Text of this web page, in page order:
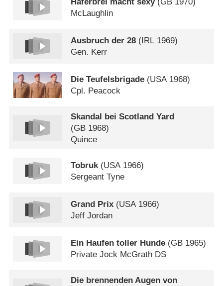
McLaughlin
Ausbruch der 28 (IRL 1969)
Gen. Kerr
Die Teufelsbrigade (USA1968)
Cpl. Peacock
Skandal bei Scotland Yard
(GB 1968)
Quince
Tobruk (USA 1966)
Sergeant Tyne
Grand Prix (USA1966)
Jeff Jordan
Ein Haufen toller Hunde (GB 1965)
Private Jock McGrath DS
Die brennenden Augen von